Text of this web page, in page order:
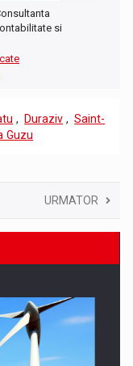
si
, Duraziv , Saint-
Guzu
URMATOR